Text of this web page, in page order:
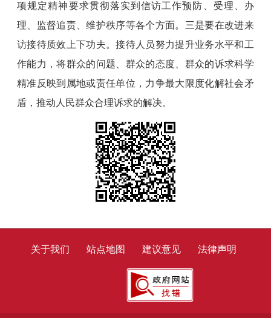
项规定精神要求贯彻落实到信访工作预防、受理、办
理、监督追责、维护秩序等各个方面。三是要在改进来
访接待质效上下功夫。接待人员努力提升业务水平和工
作能力，将群众的问题、群众的态度、群众的诉求科学
精准反映到属地或责任单位，力争最大限度化解社会矛
盾，推动人民群众合理诉求的解决。
关于我们 站点地图 建议意见 法律声明